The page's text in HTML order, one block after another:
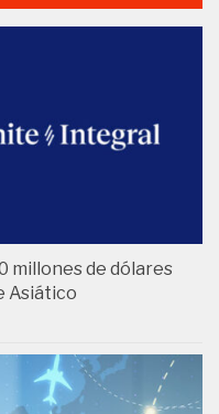
millones de dólares
Asiático